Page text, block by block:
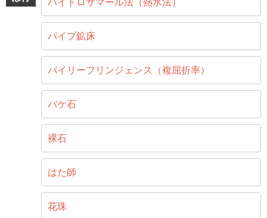
パイプ鉱床
バイリーフリンジェンス（複屈折率）
バケ石
裸石
はた師
花珠